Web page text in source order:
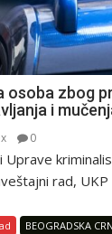
osoba zbog
i
0
Uprave
rad,
BEOGRADSKA